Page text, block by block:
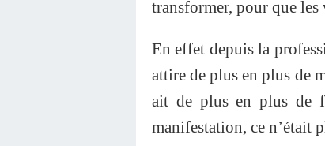
transformer, pour que
En effet depuis la
attire de plus en plus de
ait de plus en plus de
manifestation, ce n’était